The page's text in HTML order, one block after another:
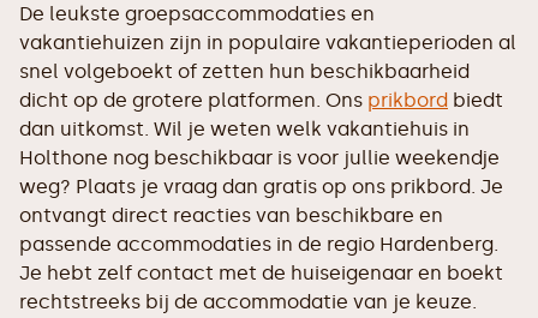
De leukste groepsaccommodaties en
vakantiehuizen zijn in populaire vakantieperioden al
snel volgeboekt of zetten hun beschikbaarheid
dicht op de grotere platformen. Ons prikbord biedt
dan uitkomst. Wil je weten welk vakantiehuis in
Holthone nog beschikbaar is voor jullie weekendje
weg? Plaats je vraag dan gratis op ons prikbord. Je
ontvangt direct reacties van beschikbare en
passende accommodaties in de regio Hardenberg.
Je hebt zelf contact met de huiseigenaar en boekt
rechtstreeks bij de accommodatie van je keuze.